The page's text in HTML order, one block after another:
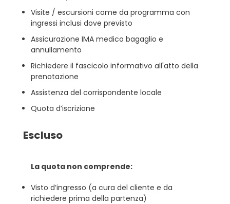
Visite / escursioni come da programma con
ingressi inclusi dove previsto
Assicurazione IMA medico bagaglio e
annullamento
Richiedere il fascicolo informativo all'atto della
prenotazione
Assistenza del corrispondente locale
Quota d’iscrizione
Escluso
La quota non comprende:
Visto d’ingresso (a cura del cliente e da
richiedere prima della partenza)